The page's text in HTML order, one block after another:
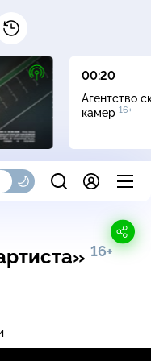
00:20
Агентство
камер 16+
16+